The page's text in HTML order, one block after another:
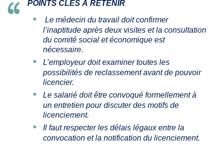
POINTS CLÉS À RETENIR
Le médecin du travail doit confirmer
l’inaptitude après deux visites et la consultation
du comité social et économique est
nécessaire.
L’employeur doit examiner toutes les
possibilités de reclassement avant de pouvoir
licencier.
Le salarié doit être convoqué formellement à
un entretien pour discuter des motifs de
licenciement.
Il faut respecter les délais légaux entre la
convocation et la notification du licenciement.